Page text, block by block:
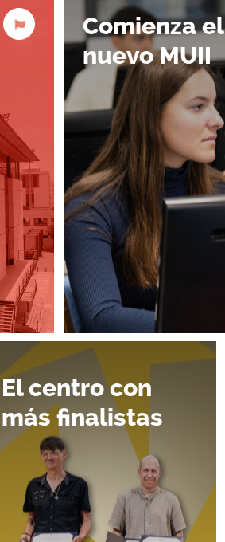
Comienza el
nuevo MUII
El centro con
más finalistas